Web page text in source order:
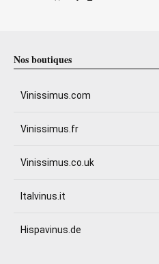
Nos boutiques
Vinissimus.com
Vinissimus.fr
Vinissimus.co.uk
Italvinus.it
Hispavinus.de